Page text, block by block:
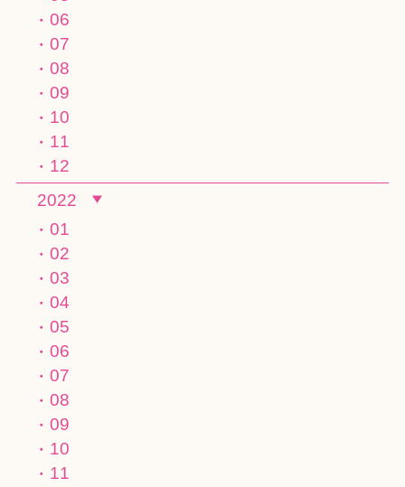
06
07
08
09
10
11
12
2022
01
02
03
04
05
06
07
08
09
10
11